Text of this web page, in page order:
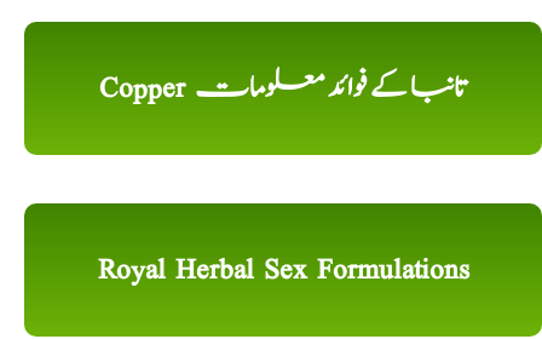
Copper تانبا کے فوائد معلومات
Royal Herbal Sex Formulations